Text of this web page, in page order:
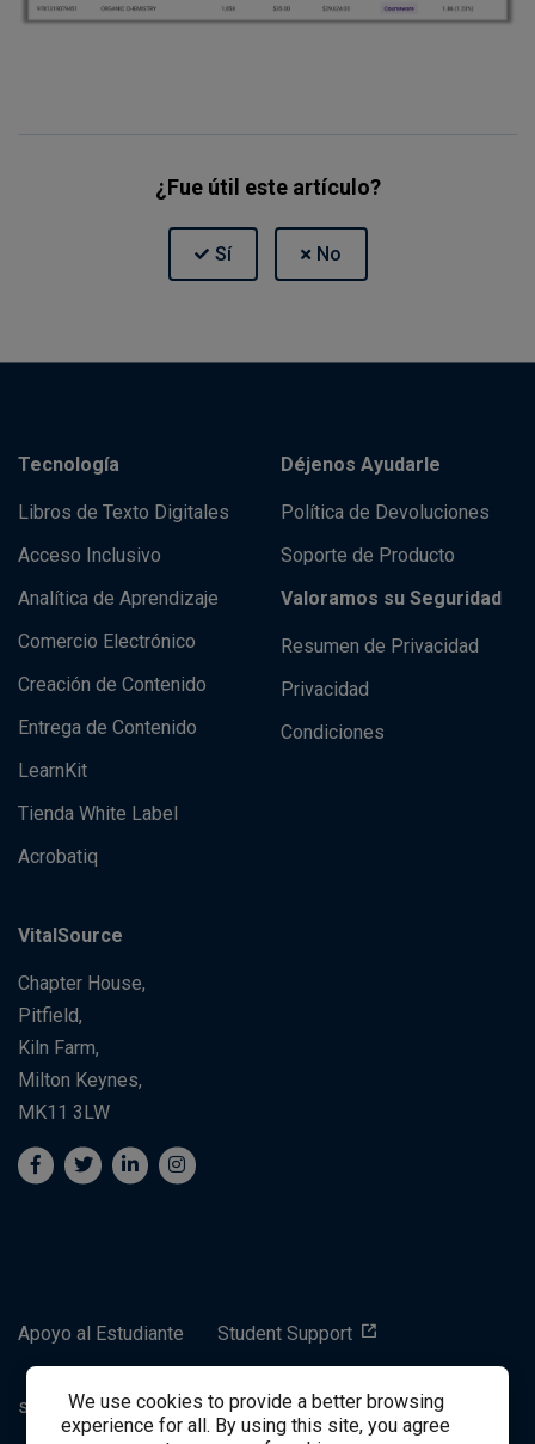
We use cookies to provide a better browsing
experience for all. By using this site, you agree
¿Fue útil este artículo?
Tecnología
Libros de Texto Digitales
Acceso Inclusivo
Analítica de Aprendizaje
Comercio Electrónico
Creación de Contenido
Entrega de Contenido
LearnKit
Tienda White Label
Acrobatiq
Déjenos Ayudarle
Política de Devoluciones
Soporte de Producto
Valoramos su Seguridad
Resumen de Privacidad
Privacidad
Condiciones
VitalSource
Chapter House,
Pitfield,
Kiln Farm,
Milton Keynes,
MK11 3LW
Apoyo al Estudiante Student Support
success@vitalsource.com